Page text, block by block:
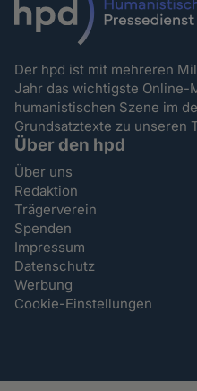
Der hpd ist mit mehreren
Jahr das wichtigste
humanistischen Szene im
Grundsatztexte zu unseren
Über den hpd
Über uns
Redaktion
Trägerverein
Spenden
Impressum
Datenschutz
Werbung
Cookie-Einstellungen